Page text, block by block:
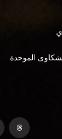
للشكاوى الموحدة